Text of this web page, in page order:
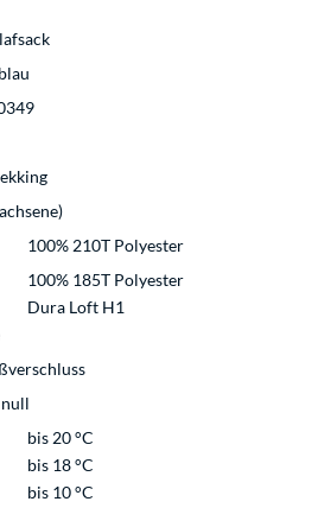
100% 210T Polyester
100% 185T Polyester
Dura Loft H1
null
bis 20 °C
bis 18 °C
bis 10 °C